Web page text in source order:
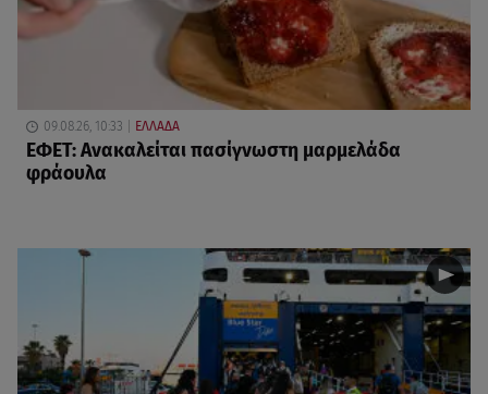
09.08.26, 10:33 ΕΛΛΑΔΑ
ΕΦΕΤ: Ανακαλείται πασίγνωστη μαρμελάδα
φράουλα